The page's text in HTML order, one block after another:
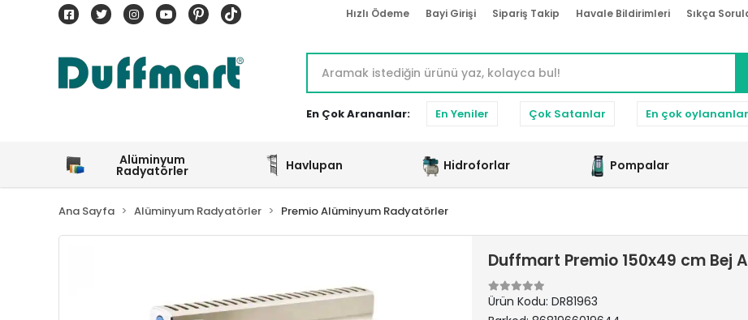
Hızlı Ödeme Bayi Girişi Sipariş Takip Havale Bildirimleri Sıkça
En Çok Arananlar: En Yeniler Çok Satanlar En çok oylananlar
Alüminyum
Radyatörler Havlupan Hidroforlar Pompalar
Ana Sayfa Alüminyum Radyatörler Premio Alüminyum Radyatörler
Duffmart Premio 150x49 cm Bej
Ürün Kodu: DR81963